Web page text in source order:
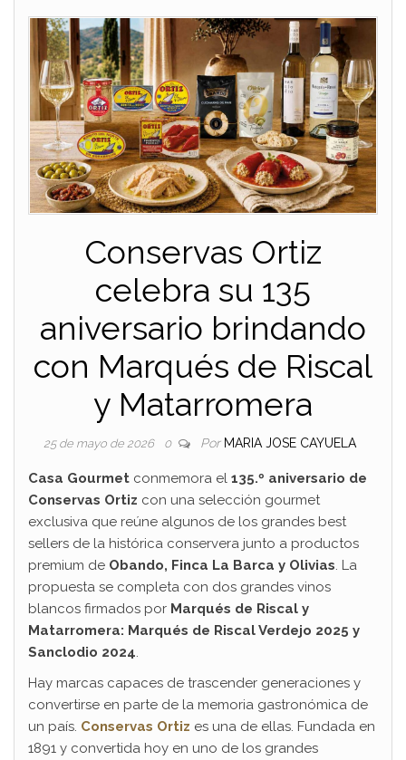
Conservas Ortiz
celebra su 135
aniversario brindando
con Marqués de Riscal
y Matarromera
25 de mayo de 2026 0 Por MARIA JOSE CAYUELA
Casa Gourmet conmemora el 135.º aniversario de
Conservas Ortiz con una selección gourmet
exclusiva que reúne algunos de los grandes best
sellers de la histórica conservera junto a productos
premium de Obando, Finca La Barca y Olivias. La
propuesta se completa con dos grandes vinos
blancos firmados por Marqués de Riscal y
Matarromera: Marqués de Riscal Verdejo 2025 y
Sanclodio 2024.
Hay marcas capaces de trascender generaciones y
convertirse en parte de la memoria gastronómica de
un país. Conservas Ortiz es una de ellas. Fundada en
1891 y convertida hoy en uno de los grandes